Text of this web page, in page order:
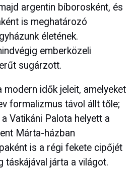
argentin bíborosként, és
is meghatározó
életének.
emberközeli
sugárzott.
modern idők jeleit, amelyeket
formalizmus távol állt tőle;
Vatikáni Palota helyett a
Márta-házban
is a régi fekete cipőjét
táskájával járta a világot.